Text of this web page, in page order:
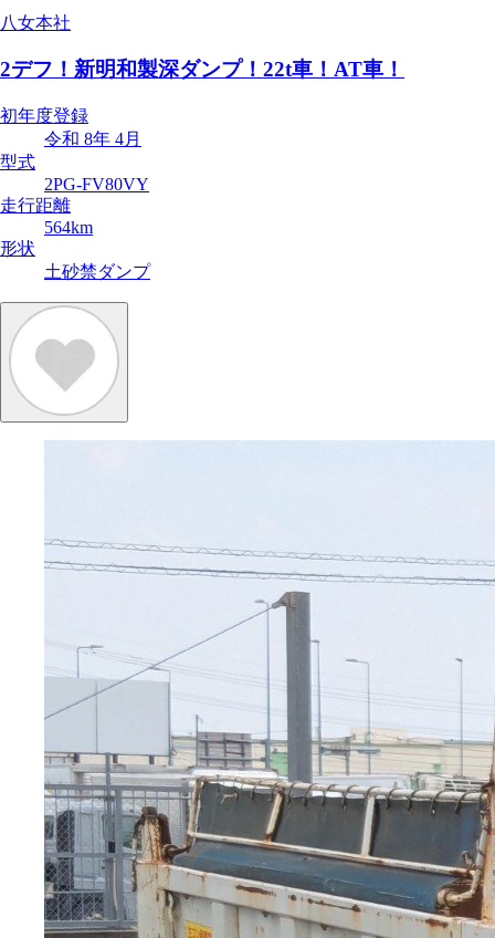
八女本社
2デフ！新明和製深ダンプ！22t車！AT車！
初年度登録
令和 8年 4月
型式
2PG-FV80VY
走行距離
564km
形状
土砂禁ダンプ